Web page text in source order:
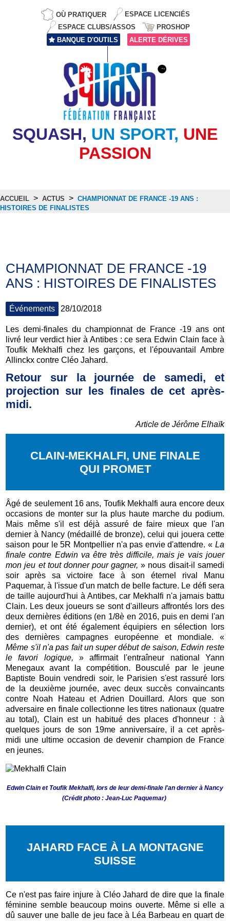
OÙ PRATIQUER
ESPACE LICENCIÉS
ESPACE CLUBS/ASSOS
PROSHOP
BANQUE D'OUTILS
ALERTE DÉRIVES
SQUASH, UN SPORT, UNE
PASSION
ACCUEIL > ACTUS > CHAMPIONNAT DE FRANCE -19 ANS :
HISTOIRES DE FINALISTES
CHAMPIONNAT DE FRANCE -19
ANS : HISTOIRES DE FINALISTES
Événements 28/10/2018
Les demi-finales du championnat de France -19 ans ont
livré leur verdict hier à Antibes : ce sera Edwin Clain face à
Toufik Mekhalfi chez les garçons, et l'épouvantail Ambre
Allinckx contre Cléo Jahard.
Retour sur la journée de samedi, et
projection sur les finales de cet après-
midi.
Article de Jérôme Elhaïk
CLAIN-MEKHALFI, UNE FINALE
QUI PROMET
Âgé de seulement 16 ans, Toufik Mekhalfi aura encore deux
occasions de monter sur la plus haute marche du podium.
Mais même s'il est déjà assuré de faire mieux que l'an
dernier à Nancy (médaillé de bronze), celui qui jouera cette
saison pour le 5R Montpellier n'a pas envie d'attendre. « La
finale contre Edwin va être très difficile, mais je vais jouer
mon jeu et tout donner pour gagner,» nous disait-il samedi
soir après sa victoire face à son éternel rival Manu
Paquemar, à l'issue d'un match de belle facture. Le défi sera
de taille aujourd'hui à Antibes, car Mekhalfi n'a jamais battu
Clain. Les deux joueurs se sont d'ailleurs affrontés lors des
deux dernières éditions (en 1/8è en 2016, puis en demi l'an
dernier), et ont été également équipiers en sélection lors
des dernières campagnes européenne et mondiale. «
Même s'il n'a pas fait un super début de saison, Edwin reste
le favori logique, » affirmait l'entraîneur national Yann
Menegaux avant la compétition. Bousculé par le jeune
Baptiste Bouin vendredi soir, le Parisien s'est rassuré lors
de la deuxième journée, avec deux succès convaincants
contre Noah Hateau et Adrien Douillard. Alors que son
adversaire en finale collectionne les titres nationaux (quatre
au total), Clain est un habitué des places d'honneur : à
quelques jours de son 19me anniversaire, il a cet après-
midi une ultime occasion de devenir champion de France
en jeunes.
Edwin Clain et Toufik Mekhalfi, lors de leur demi-finale l'an dernier à Nancy
(Crédit photo : Jean-Luc Paquemar)
JAHARD FACE À LA MONTAGNE
SUISSE
Ce n'est pas faire injure à Cléo Jahard de dire que la finale
féminine semble beaucoup moins ouverte. Même si elle a
dû sauver une balle de jeu face à Léa Barbeau en quart de